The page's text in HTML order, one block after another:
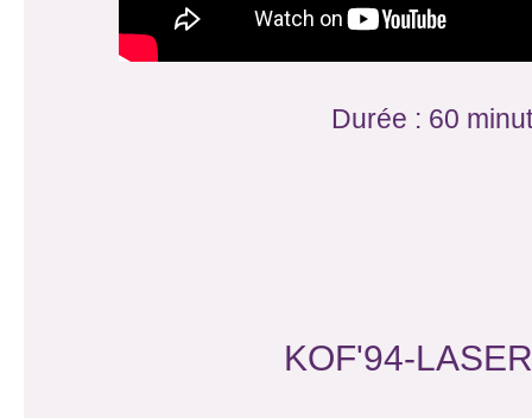
Durée : 60
KOF'94-